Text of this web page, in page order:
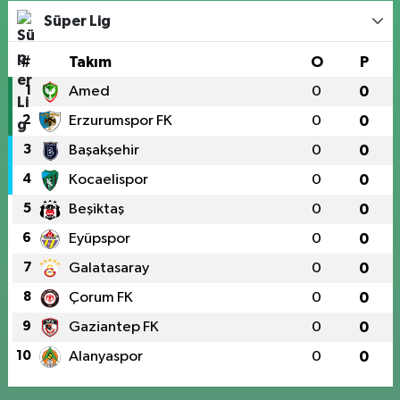
Süper Lig
# Takım O P
1 Amed 0 0
2 Erzurumspor FK 0 0
3 Başakşehir 0 0
4 Kocaelispor 0 0
5 Beşiktaş 0 0
6 Eyüpspor 0 0
7 Galatasaray 0 0
8 Çorum FK 0 0
9 Gaziantep FK 0 0
10 Alanyaspor 0 0